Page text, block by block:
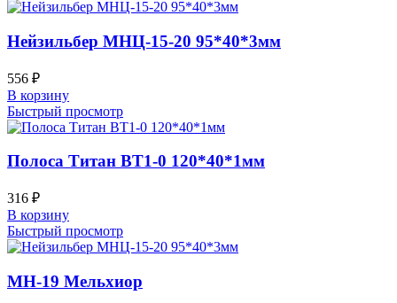
Нейзильбер МНЦ-15-20 95*40*3мм
556 ₽
В корзину
Быстрый просмотр
Полоса Титан ВТ1-0 120*40*1мм
316 ₽
В корзину
Быстрый просмотр
МН-19 Мельхиор